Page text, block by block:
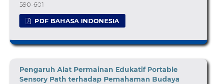
590-601
PDF BAHASA INDONESIA
Pengaruh Alat Permainan Edukatif Portable
Sensory Path terhadap Pemahaman Budaya